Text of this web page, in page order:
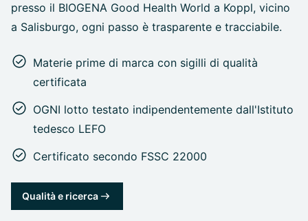
presso il BIOGENA Good Health World a Koppl, vicino
a Salisburgo, ogni passo è trasparente e tracciabile.
Materie prime di marca con sigilli di qualità
certificata
OGNI lotto testato indipendentemente dall'Istituto
tedesco LEFO
Certificato secondo FSSC 22000
Qualità e ricerca